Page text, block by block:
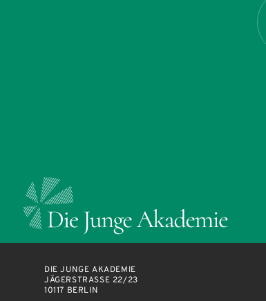
DIE JUNGE AKADEMIE
JÄGERSTRASSE 22/23
10117 BERLIN